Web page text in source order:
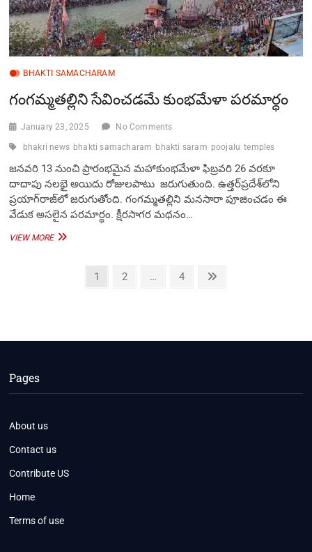
BHAKTI SAMACHARAM
గంగమ్మతల్లిని సేవించడమే కుంభమేళా పరమార్ధం
January 23, 2025 No Comments
bhakri news bhakti samacharam bhakti saram poojalu temples
జనవరి 13 నుంచి ప్రారంభమైన మహాకుంభమేళా ఫిబ్రవరి 26 వరకూ
దాదాపు నలభై అయిదు రోజులపాటు జరుగుతుంది. ఉత్తర్‌ప్రదేశ్‌లోని
ప్రయాగ్‌రాజ్‌లో జరుగుతోంది. గంగమ్మతల్లిని మనసారా పూజించడం ఈ
వేడుక అసలైన పరమార్థం. క్షీరసాగర మథనం…
VIEW MOREగంగమ్మతల్లిని
Page
1 Page
2 … Page
4
Pages
About us
Contact us
Contribute US
Home
Terms of use